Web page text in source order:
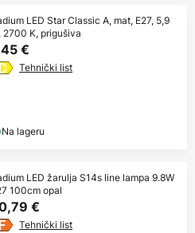
LED Star Classic A, mat, E27, 5,9
2700 K, prigušiva
€
Tehnički list
Na lageru
LED žarulja S14s line lampa 9.8W
100cm opal
€
Tehnički list